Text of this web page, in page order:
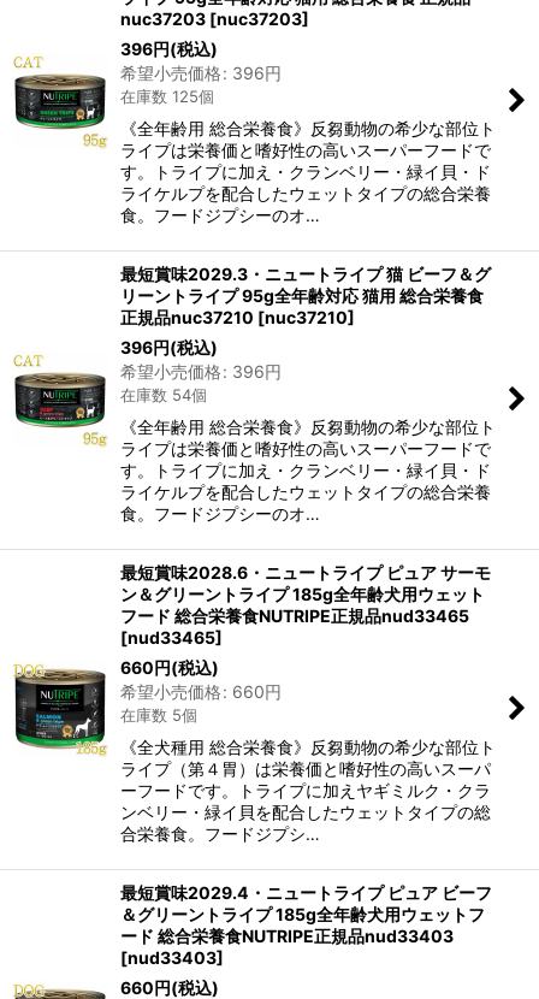
nuc37203 [nuc37203]
396円(税込)
希望小売価格: 396円
在庫数 125個
《全年齢用 総合栄養食》反芻動物の希少な部位ト
ライプは栄養価と嗜好性の高いスーパーフードで
す。トライプに加え・クランベリー・緑イ貝・ド
ライケルプを配合したウェットタイプの総合栄養
食。フードジプシーのオ…
最短賞味2029.3・ニュートライプ 猫 ビーフ＆グ
リーントライプ 95g全年齢対応 猫用 総合栄養食
正規品nuc37210 [nuc37210]
396円(税込)
希望小売価格: 396円
在庫数 54個
《全年齢用 総合栄養食》反芻動物の希少な部位ト
ライプは栄養価と嗜好性の高いスーパーフードで
す。トライプに加え・クランベリー・緑イ貝・ド
ライケルプを配合したウェットタイプの総合栄養
食。フードジプシーのオ…
最短賞味2028.6・ニュートライプ ピュア サーモ
ン＆グリーントライプ 185g全年齢犬用ウェット
フード 総合栄養食NUTRIPE正規品nud33465
[nud33465]
660円(税込)
希望小売価格: 660円
在庫数 5個
《全犬種用 総合栄養食》反芻動物の希少な部位ト
ライプ（第４胃）は栄養価と嗜好性の高いスーパ
ーフードです。トライプに加えヤギミルク・クラ
ンベリー・緑イ貝を配合したウェットタイプの総
合栄養食。フードジプシ…
最短賞味2029.4・ニュートライプ ピュア ビーフ
＆グリーントライプ 185g全年齢犬用ウェットフ
ード 総合栄養食NUTRIPE正規品nud33403
[nud33403]
660円(税込)